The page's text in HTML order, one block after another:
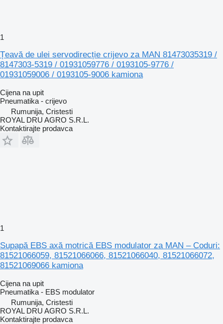
1
Țeavă de ulei servodirecție crijevo za MAN 81473035319 /
8147303-5319 / 01931059776 / 0193105-9776 /
01931059006 / 0193105-9006 kamiona
Cijena na upit
Pneumatika - crijevo
Rumunija, Cristesti
ROYAL DRU AGRO S.R.L.
Kontaktirajte prodavca
1
Supapă EBS axă motrică EBS modulator za MAN – Coduri:
81521066059, 81521066066, 81521066040, 81521066072,
81521069066 kamiona
Cijena na upit
Pneumatika - EBS modulator
Rumunija, Cristesti
ROYAL DRU AGRO S.R.L.
Kontaktirajte prodavca